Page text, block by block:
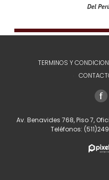
TERMINOS Y
Av. Benavides 768, Piso 7,
Teléfonos: